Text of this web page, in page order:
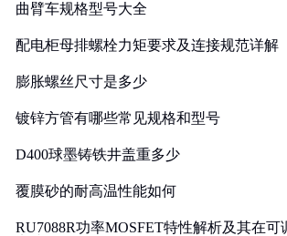
曲臂车规格型号大全
配电柜母排螺栓力矩要求及连接规范详解
膨胀螺丝尺寸是多少
镀锌方管有哪些常见规格和型号
D400球墨铸铁井盖重多少
覆膜砂的耐高温性能如何
RU7088R功率MOSFET特性解析及其在可